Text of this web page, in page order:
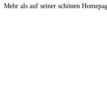
Mehr als auf sei­ner schö­nen